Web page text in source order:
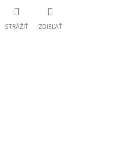
STRÁŽIŤ ZDIEĽAŤ